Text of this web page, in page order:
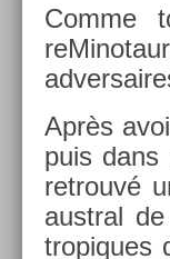
Comme
Après
puis
retro­uvé
austr­al
tropiques